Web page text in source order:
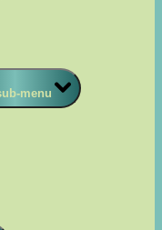
menu